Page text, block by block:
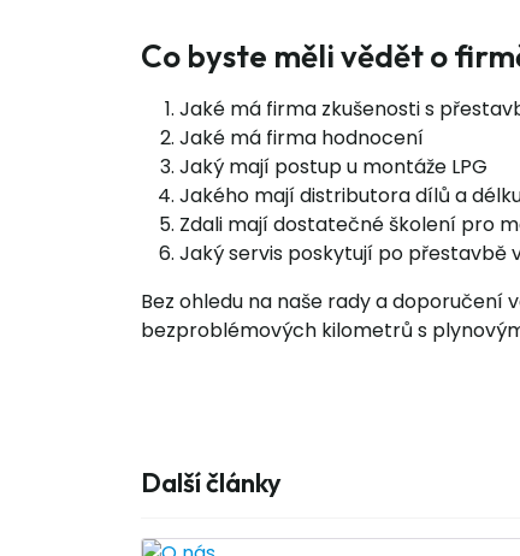
Co byste měli vědět o
Jaké má firma zkušenosti s
Jaké má firma hodnocení
Jaký mají postup u montáže LPG
Jakého mají distributora dílů a
Zdali mají dostatečné školení pro
Jaký servis poskytují po přestavbě
Bez ohledu na naše rady a
bezproblémových kilometrů s
Další články